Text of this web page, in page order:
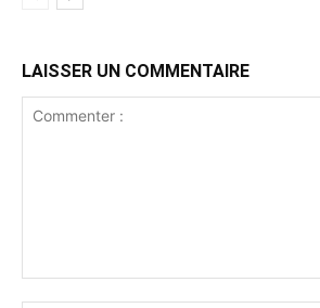
LAISSER UN COMMENTAIRE